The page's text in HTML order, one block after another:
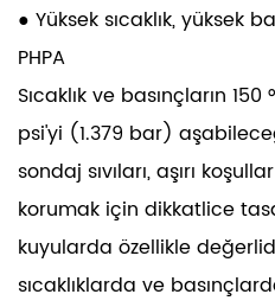
● Yüksek sıcaklık, yüksek
PHPA
Sıcaklık ve basınçların
psi'yi (1.379 bar)
sondaj sıvıları, aşırı
korumak için dikkatlice
kuyularda özellikle
sıcaklıklarda ve